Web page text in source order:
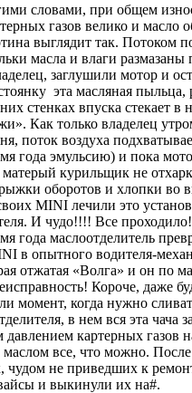
словами, при общем
газов велико и масло
выглядит так. Потоком
масла и влаги размазаны
заглушили мотор и
эта масляная пыльца,
стенках впуска стекает
Как только владелец
поток воздуха
года эмульсию) и пока
матерый курильщик не
оборотов и хлопки во
MINI лечили это
И чудо!!!! Все
года маслоотделитель
в опытного водителя-
отжатая «Волга» и он по
Короче, даже
момент, когда нужно
в нем вся эта чача
картерных газов
все, что можно. После
чудом не приведших к
и выкинули их на#.